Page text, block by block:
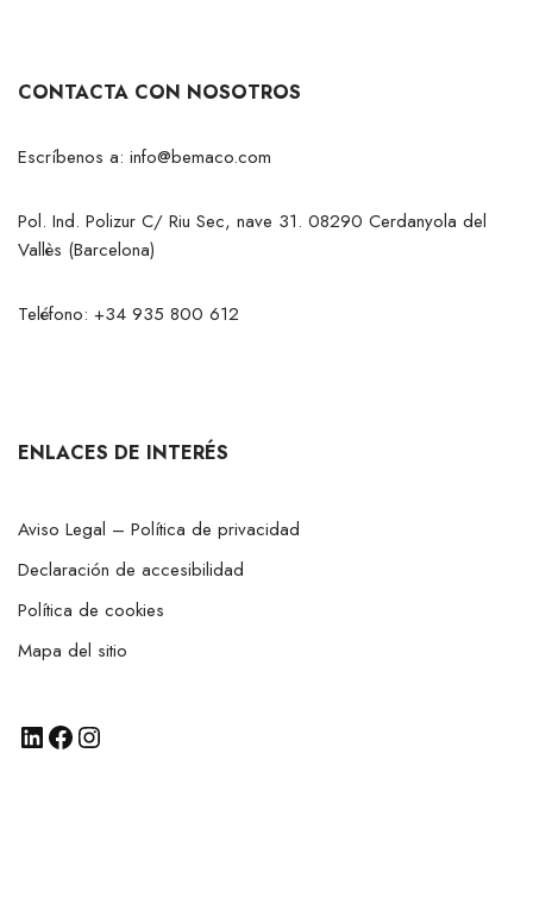
CONTACTA CON NOSOTROS
Escríbenos a: info@bemaco.com
Pol. Ind. Polizur C/ Riu Sec, nave 31. 08290 Cerdanyola del
Vallès (Barcelona)
Teléfono: +34 935 800 612
ENLACES DE INTERÉS
Aviso Legal – Política de privacidad
Declaración de accesibilidad
Política de cookies
Mapa del sitio